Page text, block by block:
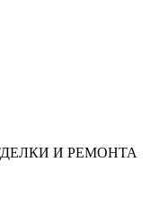
И РЕМОНТА